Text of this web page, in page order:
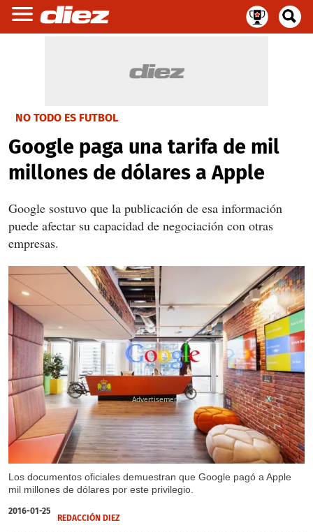
NO TODO ES FUTBOL
Google paga una tarifa de mil
millones de dólares a Apple
Google sostuvo que la publicación de esa información
puede afectar su capacidad de negociación con otras
empresas.
Los documentos oficiales demuestran que Google pagó a Apple
mil millones de dólares por este privilegio.
X
2016-01-25
REDACCIÓN DIEZ